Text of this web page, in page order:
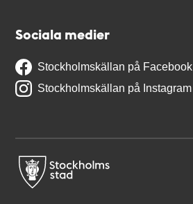
Sociala medier
Stockholmskällan på Facebook
Stockholmskällan på Instagram